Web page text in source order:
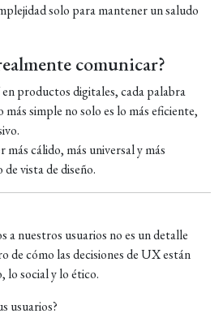
solo para mantener un saludo
comunicar?
productos digitales, cada palabra
simple no solo es lo más eficiente,
más cálido, más universal y más
vista de diseño.
a nuestros usuarios no es un detalle
de cómo las decisiones de UX están
lo social y lo ético.
usuarios?